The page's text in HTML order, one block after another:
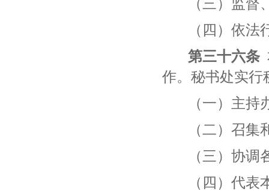
（三）监
（四）依
第三十六条
作。秘书处实行
（一）主
（二）召集
（三）协
（四）代